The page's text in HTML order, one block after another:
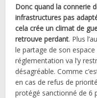
Donc quand la connerie
infrastructures pas
cela crée un climat de
retrouve perdant. Plus
le partage de son
réglementation va l’y
désagréable. Comme
en cas de refus de
protégé sanctionné de 6